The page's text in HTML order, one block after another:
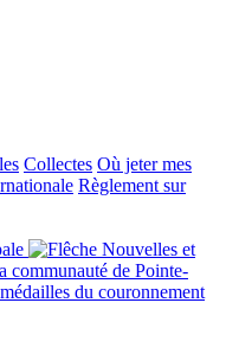
Collectes Où jeter mes
Règlement sur
Nouvelles et
communauté de Pointe-
du couronnement